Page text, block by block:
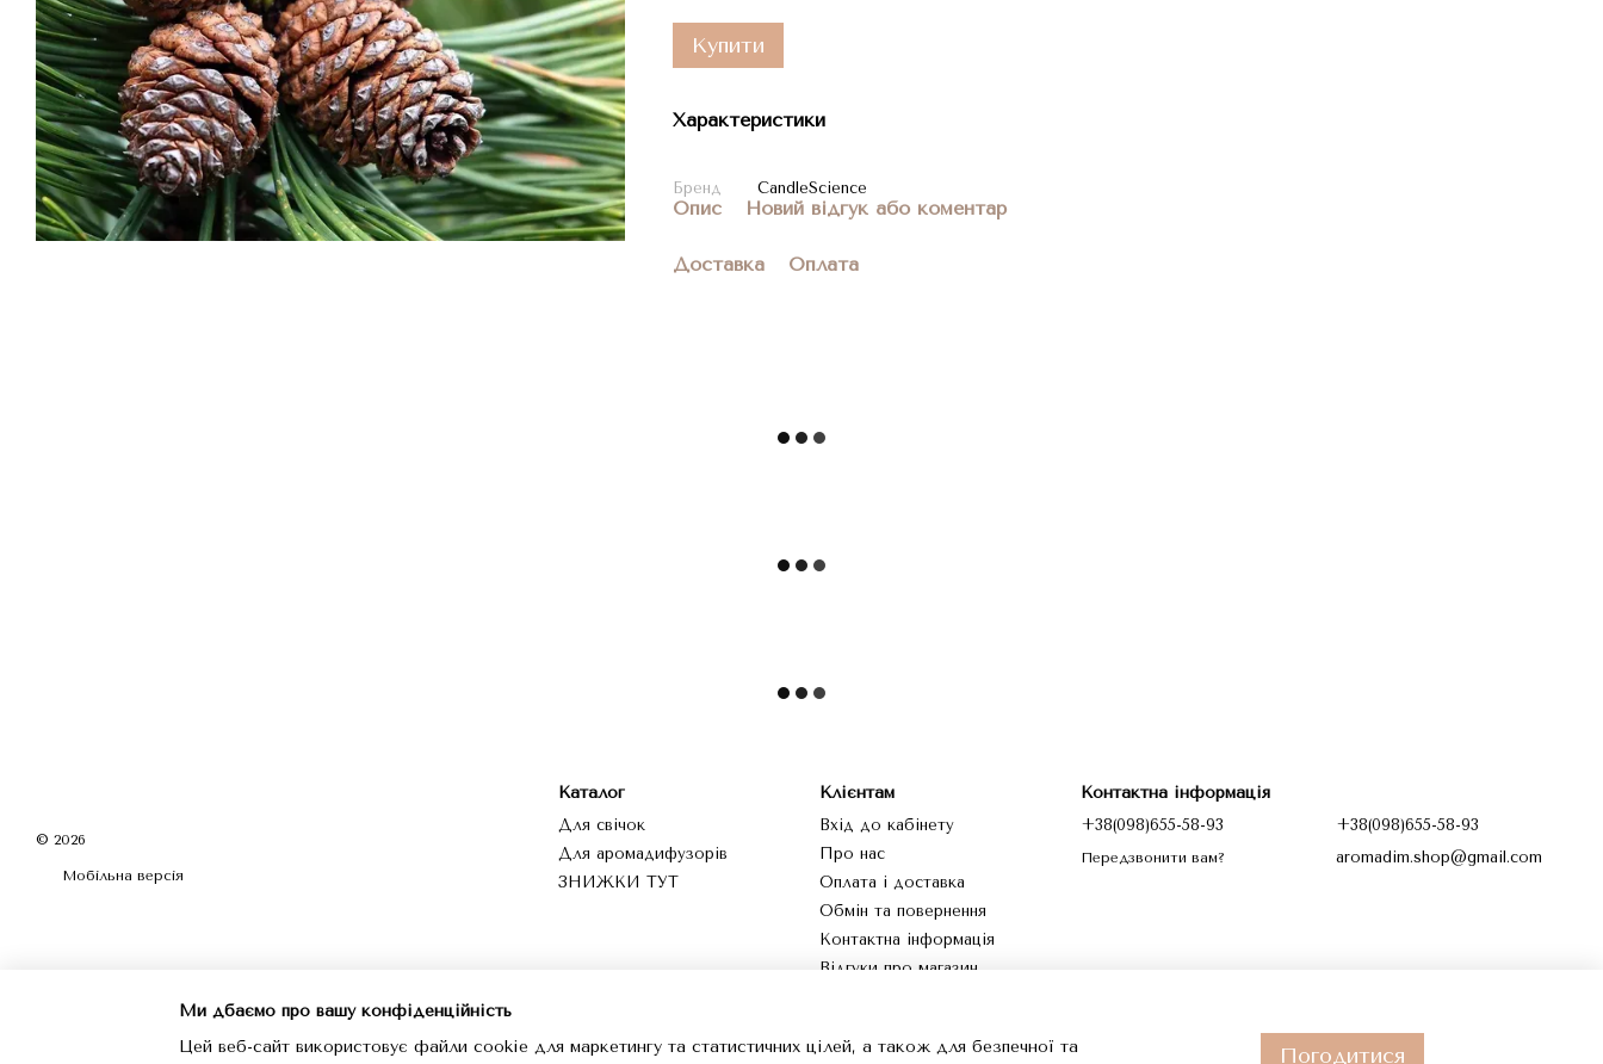
Купити
Характеристики
Бренд CandleScience
Опис Новий відгук або коментар
Доставка Оплата
© 2026
Мобільна версія
Каталог
Для свічок
Для аромадифузорів
ЗНИЖКИ ТУТ
Клієнтам
Вхід до кабінету
Про нас
Оплата і доставка
Обмін та повернення
Контактна інформація
Відгуки про магазин
Контактна інформація
+38(098)655-58-93
Передзвонити вам?
+38(098)655-58-93
aromadim.shop@gmail.com
Ми дбаємо про вашу конфіденційність
Цей веб-сайт використовує файли cookie для маркетингу та статистичних цілей, а також для безпечної та
Погодитися